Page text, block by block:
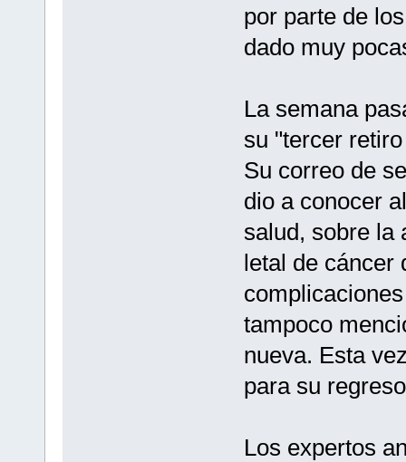
por parte de
dado muy
La semana
su "tercer
Su correo de
dio a conocer
salud, sobre la
letal de cáncer
tampoco
nueva. Esta
para su
Los expertos